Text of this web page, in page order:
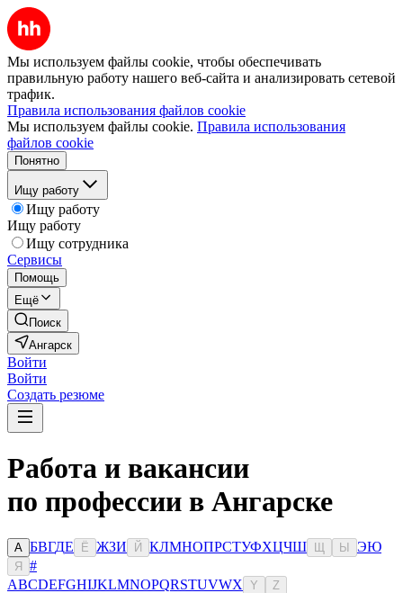
Мы используем файлы cookie, чтобы обеспечивать
правильную работу нашего веб-сайта и анализировать сетевой
трафик.
Правила использования файлов cookie
Мы используем файлы cookie. Правила использования
файлов cookie
Понятно
Ищу работу
Ищу работу
Ищу работу
Ищу сотрудника
Сервисы
Помощь
Ещё
Поиск
Ангарск
Войти
Войти
Создать резюме
Работа и вакансии
по профессии в Ангарске
А БВГДЕ Ё ЖЗИ Й КЛМНОПРСТУФХЦЧШ Ы ЭЮ
Я
#
ABCDEFGHIJKLMNOPQRSTUVWX Y Z